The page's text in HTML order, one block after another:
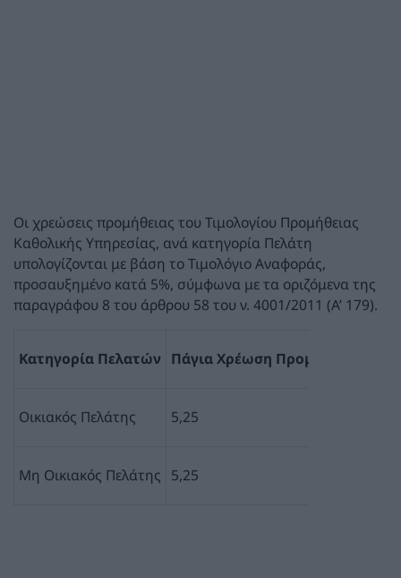
Οι χρεώσεις προμήθειας του Τιμολογίου Προμήθειας
Καθολικής Υπηρεσίας, ανά κατηγορία Πελάτη
υπολογίζονται με βάση το Τιμολόγιο Αναφοράς,
προσαυξημένο κατά 5%, σύμφωνα με τα οριζόμενα της
παραγράφου 8 του άρθρου 58 του ν. 4001/2011 (Α’ 179).
Κατηγορία Πελατών Πάγια Χρέωση Προμήθειας ανά
Οικιακός Πελάτης 5,25
Μη Οικιακός Πελάτης 5,25